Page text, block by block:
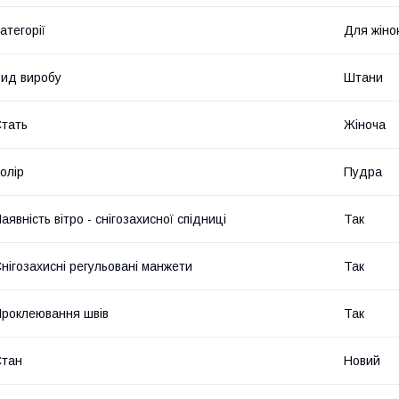
Для
виробу Штани
Жіноча
Пудра
вітро - снігозахисної спідниці Так
регульовані манжети Так
швів Так
Новий